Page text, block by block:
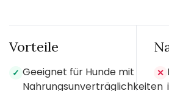
Vorteile
✓ Geeignet für Hunde mit
Nahrungsunverträglichkeiten
✕